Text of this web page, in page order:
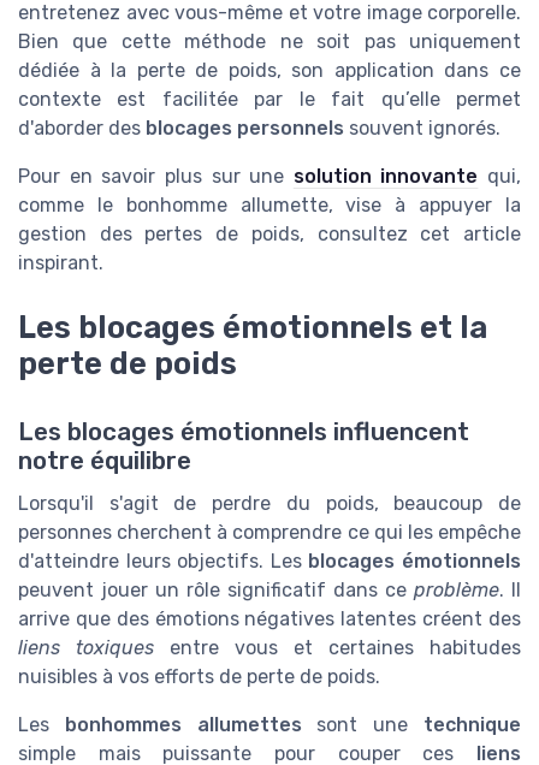
entretenez avec vous-même et votre image corporelle.
Bien que cette méthode ne soit pas uniquement
dédiée à la perte de poids, son application dans ce
contexte est facilitée par le fait qu’elle permet
d'aborder des blocages personnels souvent ignorés.
Pour en savoir plus sur une solution innovante qui,
comme le bonhomme allumette, vise à appuyer la
gestion des pertes de poids, consultez cet article
inspirant.
Les blocages émotionnels et la
perte de poids
Les blocages émotionnels influencent
notre équilibre
Lorsqu'il s'agit de perdre du poids, beaucoup de
personnes cherchent à comprendre ce qui les empêche
d'atteindre leurs objectifs. Les blocages émotionnels
peuvent jouer un rôle significatif dans ce problème. Il
arrive que des émotions négatives latentes créent des
liens toxiques entre vous et certaines habitudes
nuisibles à vos efforts de perte de poids.
Les bonhommes allumettes sont une technique
simple mais puissante pour couper ces liens